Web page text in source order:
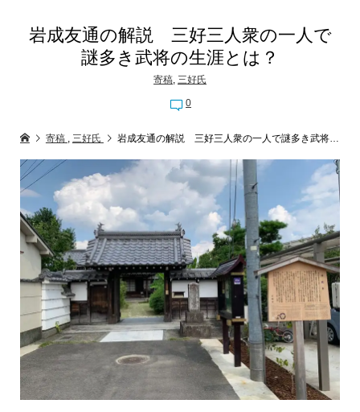
岩成友通の解説 三好三人衆の一人で
謎多き武将の生涯とは？
寄稿, 三好氏
0
寄稿 , 三好氏 岩成友通の解説 三好三人衆の一人で謎多き武将の生涯とは？